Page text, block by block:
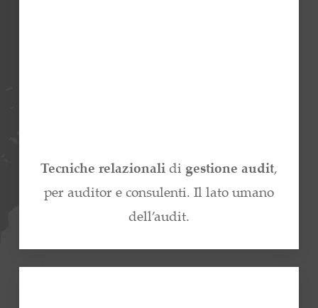
Tecniche relazionalidi gestione audit,
per auditor e consulenti. Il lato umano
dell’audit.